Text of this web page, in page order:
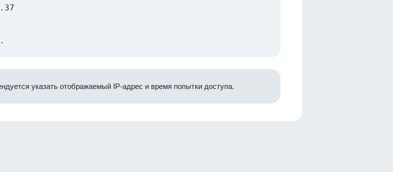
указать отображаемый IP-адрес и время попытки доступа.